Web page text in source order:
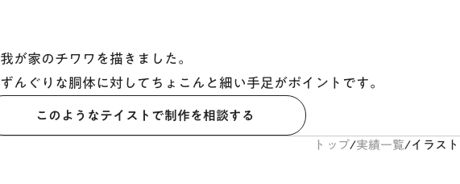
我が家のチワワを描きました。
ずんぐりな胴体に対してちょこんと細い手足がポイントです。
このようなテイストで制作を相談する
トップ/実績一覧/イラス